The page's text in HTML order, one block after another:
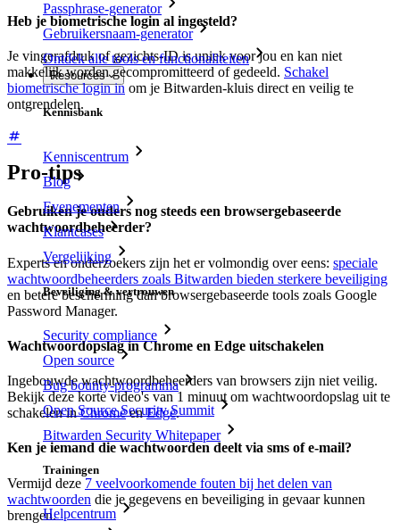
Passphrase-generator
Gebruikersnaam-generator
Ontdek alle tools en functionaliteiten
Resources
Kennisbank
Kenniscentrum
Blog
Evenementen
Klantcases
Vergelijking
Beveiliging & vertrouwen
Security compliance
Open source
Bug bounty-programma
Open Source Security Summit
Bitwarden Security Whitepaper
Trainingen
Helpcentrum
Heb je biometrische login al ingesteld?
Je vingerafdruk of gezichts-ID is uniek voor jou en kan niet
makkelijk worden gecompromitteerd of gedeeld. Schakel
biometrische login in om je Bitwarden-kluis direct en veilig te
ontgrendelen.
Pro-tips
Gebruiken je ouders nog steeds een browsergebaseerde
wachtwoordbeheerder?
Experts en onderzoekers zijn het er volmondig over eens: speciale
wachtwoordbeheerders zoals Bitwarden bieden sterkere beveiliging
en betere bescherming dan browsergebaseerde tools zoals Google
Password Manager.
Wachtwoordopslag in Chrome en Edge uitschakelen
Ingebouwde wachtwoordbeheerders van browsers zijn niet veilig.
Bekijk deze korte video's van 1 minuut om wachtwoordopslag uit te
schakelen inChromeenEdge.
Ken je iemand die wachtwoorden deelt via sms of e-mail?
Vermijd deze 7 veelvoorkomende fouten bij het delen van
wachtwoorden die je gegevens en beveiliging in gevaar kunnen
brengen.